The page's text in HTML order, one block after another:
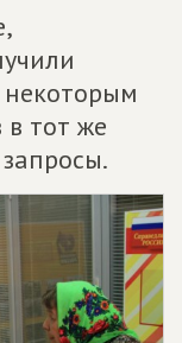
тот же